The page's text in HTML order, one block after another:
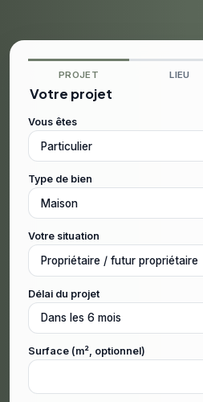
PROJET LIEU
Votre projet
Vous êtes
Type de bien
Votre situation
Délai du projet
Surface (m², optionnel)